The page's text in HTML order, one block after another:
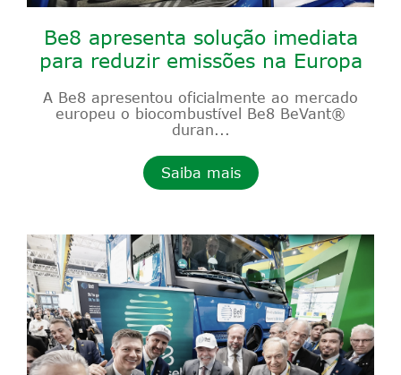
Be8 apresenta solução imediata
para reduzir emissões na Europa
A Be8 apresentou oficialmente ao mercado
europeu o biocombustível Be8 BeVant®
duran...
Saiba mais